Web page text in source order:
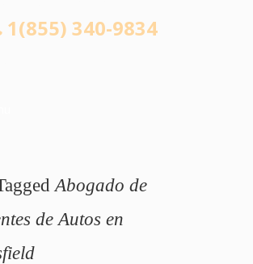
1(855) 340-9834
Abogado de
de Autos en